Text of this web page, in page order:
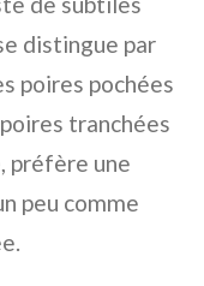
distingue par
poires pochées
tranchées
préfère une
peu comme